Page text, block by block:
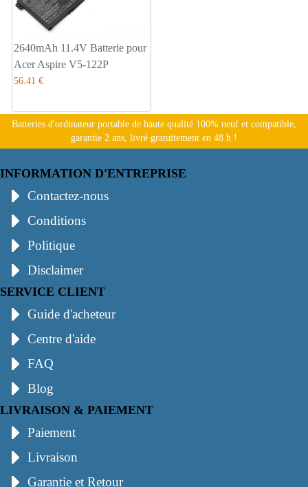
2640mAh 11.4V Batterie pour
Acer Aspire V5-122P
56.41 €
Batteries d'ordinateur portable de haute qualité 100% neuf et compatible,
garantie 2 ans, livré gratuitement en 48 h !
INFORMATION D'ENTREPRISE
Contactez-nous
Conditions
Politique
Disclaimer
SERVICE CLIENT
Guide d'acheteur
Centre d'aide
FAQ
Blog
LIVRAISON & PAIEMENT
Paiement
Livraison
Garantie et Retour